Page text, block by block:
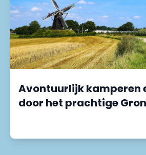
Avontuurlijk kamperen
door het prachtige